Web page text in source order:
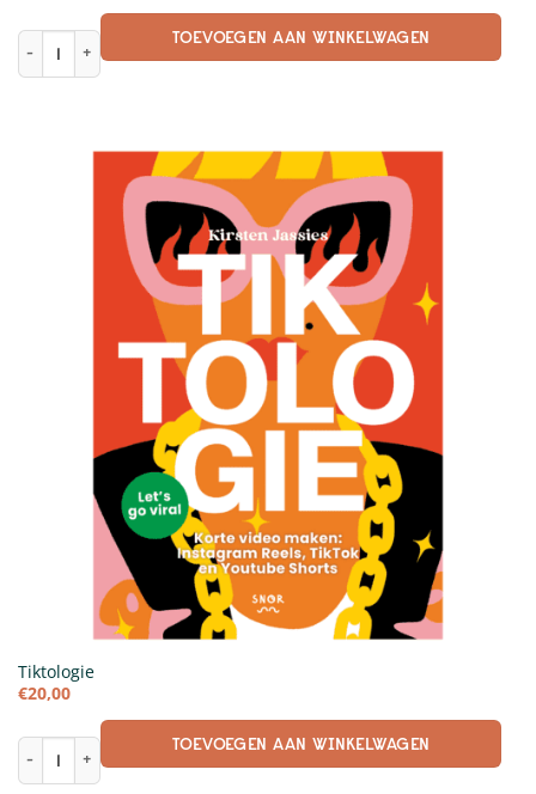
Diep in de blauwe zee aantalTOEVOEGEN AAN WINKELWAGEN
Tiktologie
€20,00
Tiktologie aantal TOEVOEGEN AAN WINKELWAGEN